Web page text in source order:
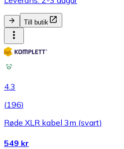
Till butik
4.3
(196)
Røde XLR kabel 3m (svart)
549 kr